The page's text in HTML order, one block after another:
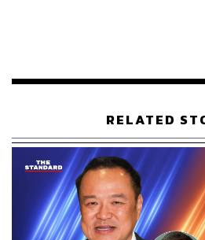
กระทรวงกลาโหม และพลเอก อา
ภาพ: เสถียร จันทิมาธร
การเข้าอวยพรพลเอก เปรม ในวัน
2525 เกิดจากเหตุทางการเมืองสอ
บรรณาธิการมติชน, 2528, 35-39 :
105-107)
RELATED